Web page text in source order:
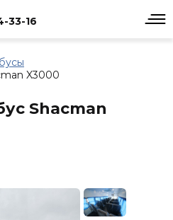
33-16
X3000
Shacman